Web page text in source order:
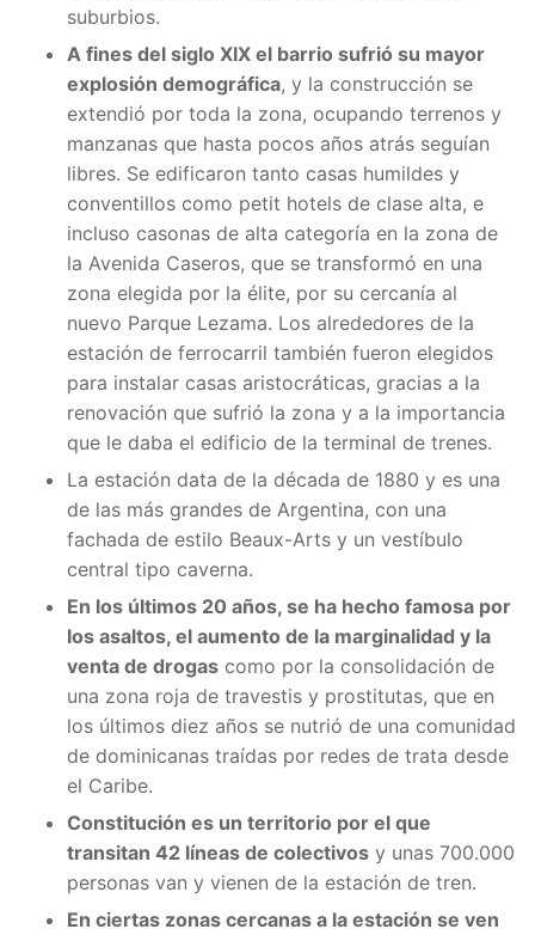
suburbios.
A fines del siglo XIX el barrio sufrió su mayor
explosión demográfica, y la construcción se
extendió por toda la zona, ocupando terrenos y
manzanas que hasta pocos años atrás seguían
libres. Se edificaron tanto casas humildes y
conventillos como petit hotels de clase alta, e
incluso casonas de alta categoría en la zona de
la Avenida Caseros, que se transformó en una
zona elegida por la élite, por su cercanía al
nuevo Parque Lezama. Los alrededores de la
estación de ferrocarril también fueron elegidos
para instalar casas aristocráticas, gracias a la
renovación que sufrió la zona y a la importancia
que le daba el edificio de la terminal de trenes.
La estación data de la década de 1880 y es una
de las más grandes de Argentina, con una
fachada de estilo Beaux-Arts y un vestíbulo
central tipo caverna.
En los últimos 20 años, se ha hecho famosa por
los asaltos, el aumento de la marginalidad y la
venta de drogas como por la consolidación de
una zona roja de travestis y prostitutas, que en
los últimos diez años se nutrió de una comunidad
de dominicanas traídas por redes de trata desde
el Caribe.
Constitución es un territorio por el que
transitan 42 líneas de colectivos y unas 700.000
personas van y vienen de la estación de tren.
En ciertas zonas cercanas a la estación se ven